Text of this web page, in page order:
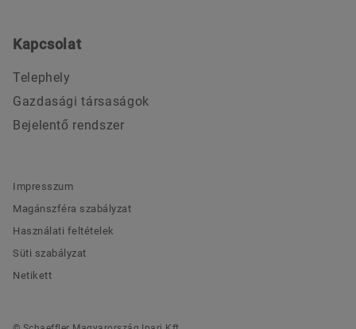
Kapcsolat
Telephely
Gazdasági társaságok
Bejelentő rendszer
Impresszum
Magánszféra szabályzat
Használati feltételek
Süti szabályzat
Netikett